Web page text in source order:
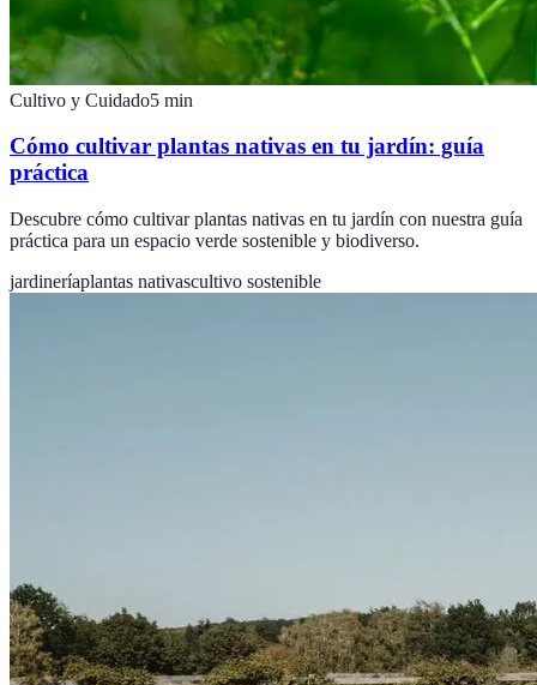
Cultivo y Cuidado5 min
Cómo cultivar plantas nativas en tu jardín: guía
práctica
Descubre cómo cultivar plantas nativas en tu jardín con nuestra guía
práctica para un espacio verde sostenible y biodiverso.
jardineríaplantas nativascultivo sostenible